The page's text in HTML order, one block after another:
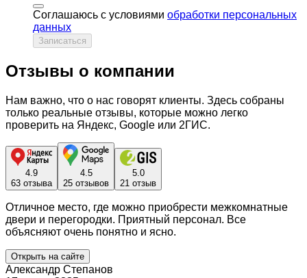
Соглашаюсь с условиями обработки персональных
данных
Записаться
Отзывы о компании
Нам важно, что о нас говорят клиенты. Здесь собраны
только реальные отзывы, которые можно легко
проверить на Яндекс, Google или 2ГИС.
4.9
63 отзыва
4.5
25 отзывов
5.0
21 отзыв
Отличное место, где можно приобрести межкомнатные
двери и перегородки. Приятный персонал. Все
объясняют очень понятно и ясно.
Открыть на сайте
Александр Степанов